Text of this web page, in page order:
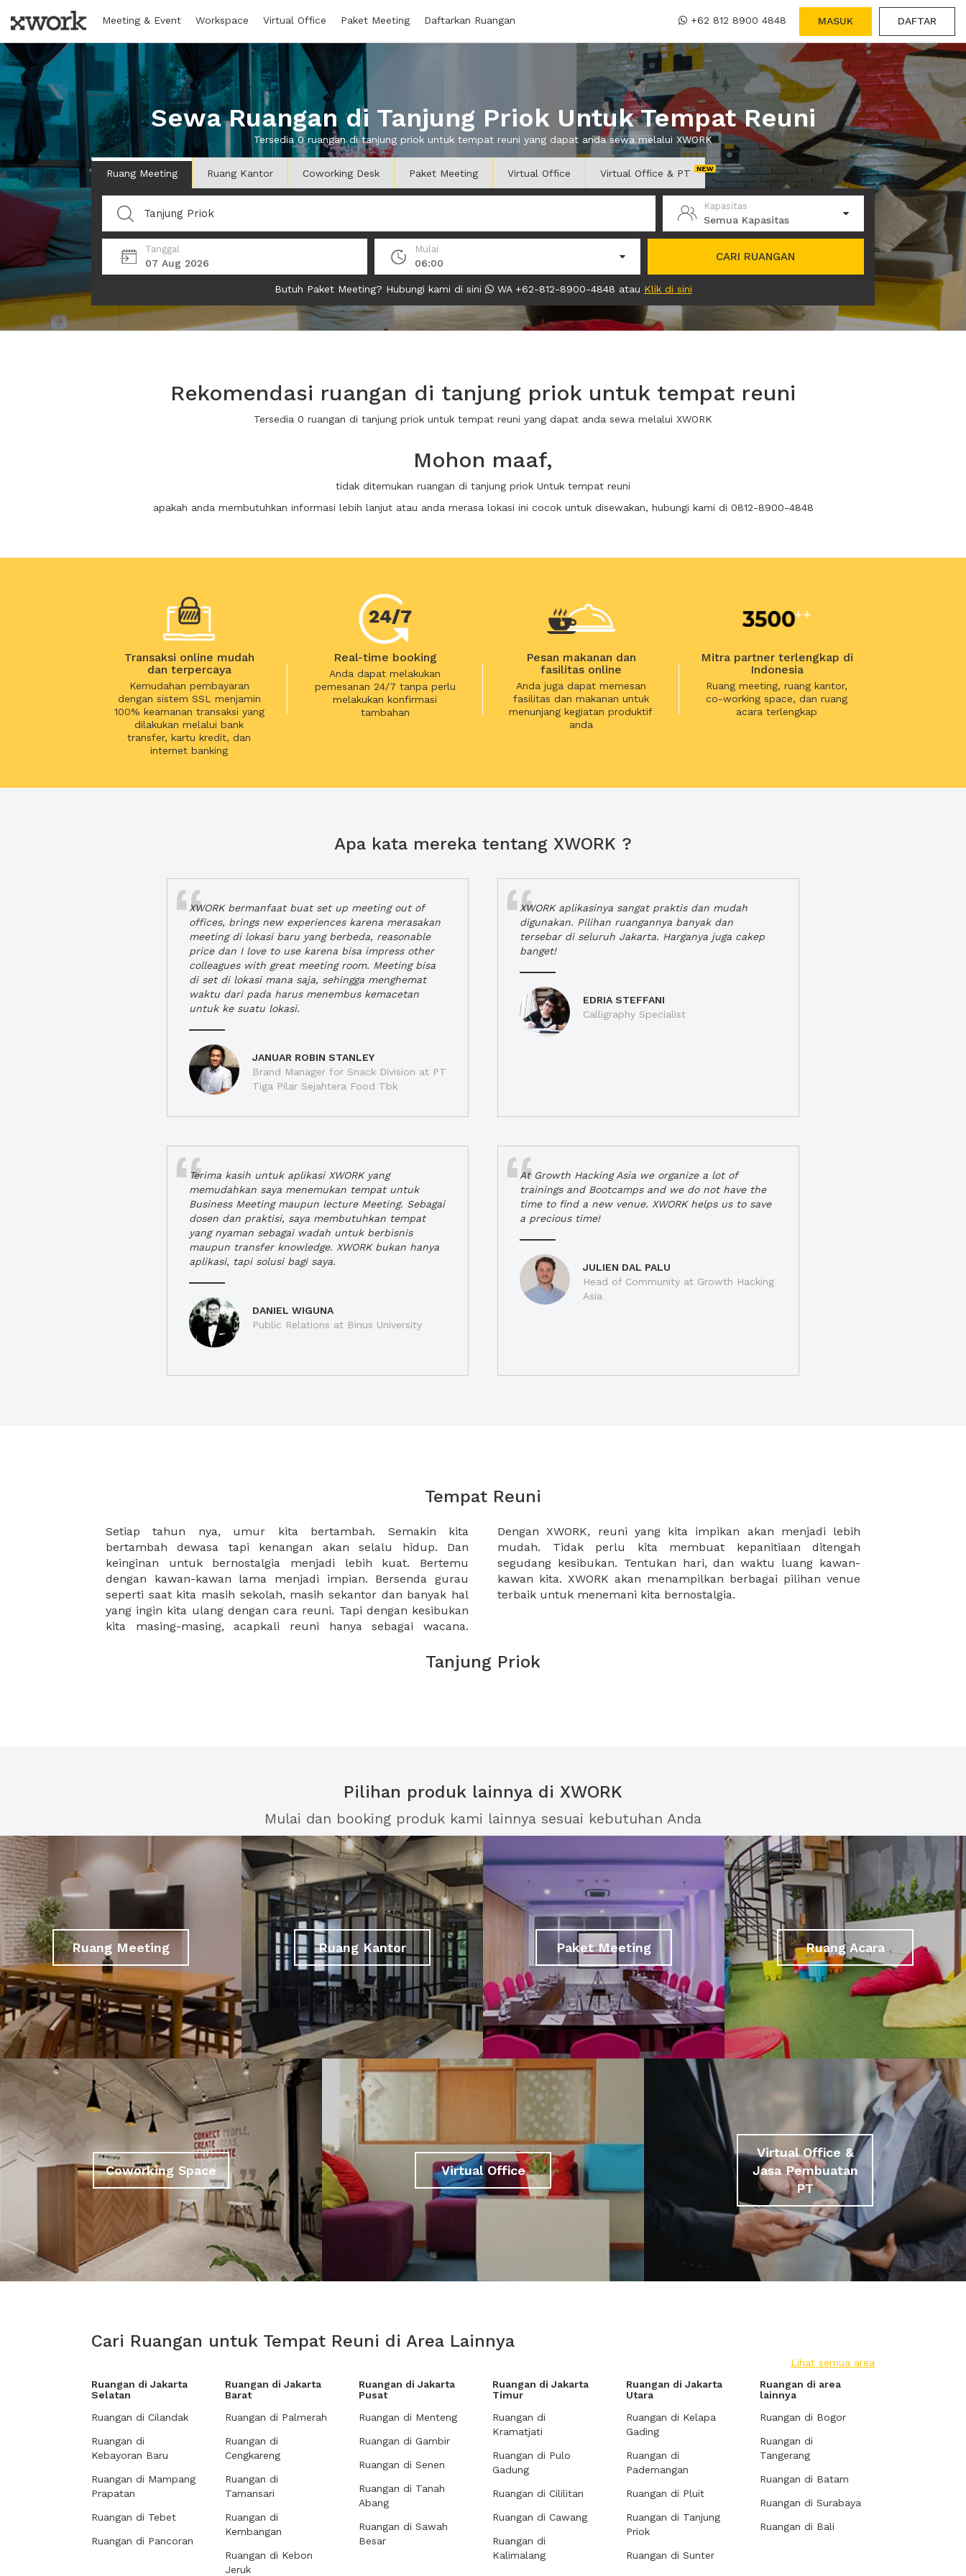
Meeting & Event Workspace Virtual Office Paket Meeting Daftarkan Ruangan +62 812 8900 4848 MASUK DAFTAR
Sewa Ruangan di Tanjung Priok Untuk Tempat Reuni
Tersedia 0 ruangan di tanjung priok untuk tempat reuni yang dapat anda sewa melalui XWORK
Ruang Meeting Ruang Kantor Coworking Desk Paket Meeting Virtual Office Virtual Office & PT
Kapasitas
Semua Kapasitas
Tanggal
07 Aug 2026
Mulai
06:00
CARI RUANGAN
Butuh Paket Meeting? Hubungi kami di sini WA +62-812-8900-4848 atau Klik di sini
Rekomendasi ruangan di tanjung priok untuk tempat reuni
Tersedia 0 ruangan di tanjung priok untuk tempat reuni yang dapat anda sewa melalui XWORK
Mohon maaf,
tidak ditemukan ruangan di tanjung priok Untuk tempat reuni
apakah anda membutuhkan informasi lebih lanjut atau anda merasa lokasi ini cocok untuk disewakan, hubungi kami di 0812-8900-4848
Transaksi online mudah
dan terpercaya
Kemudahan pembayaran
dengan sistem SSL menjamin
100% keamanan transaksi yang
dilakukan melalui bank
transfer, kartu kredit, dan
internet banking
Real-time booking
Anda dapat melakukan
pemesanan 24/7 tanpa perlu
melakukan konfirmasi
tambahan
Pesan makanan dan
fasilitas online
Anda juga dapat memesan
fasilitas dan makanan untuk
menunjang kegiatan produktif
anda
Mitra partner terlengkap di
Indonesia
Ruang meeting, ruang kantor,
co-working space, dan ruang
acara terlengkap
Apa kata mereka tentang XWORK ?
XWORK bermanfaat buat set up meeting out of
offices, brings new experiences karena merasakan
meeting di lokasi baru yang berbeda, reasonable
price dan I love to use karena bisa impress other
colleagues with great meeting room. Meeting bisa
di set di lokasi mana saja, sehingga menghemat
waktu dari pada harus menembus kemacetan
untuk ke suatu lokasi.
JANUAR ROBIN STANLEY
Brand Manager for Snack Division at PT
Tiga Pilar Sejahtera Food Tbk
XWORK aplikasinya sangat praktis dan mudah
digunakan. Pilihan ruangannya banyak dan
tersebar di seluruh Jakarta. Harganya juga cakep
banget!
EDRIA STEFFANI
Calligraphy Specialist
Terima kasih untuk aplikasi XWORK yang
memudahkan saya menemukan tempat untuk
Business Meeting maupun lecture Meeting. Sebagai
dosen dan praktisi, saya membutuhkan tempat
yang nyaman sebagai wadah untuk berbisnis
maupun transfer knowledge. XWORK bukan hanya
aplikasi, tapi solusi bagi saya.
DANIEL WIGUNA
Public Relations at Binus University
At Growth Hacking Asia we organize a lot of
trainings and Bootcamps and we do not have the
time to find a new venue. XWORK helps us to save
a precious time!
JULIEN DAL PALU
Head of Community at Growth Hacking
Asia
Tempat Reuni
Setiap tahun nya, umur kita bertambah. Semakin kita
bertambah dewasa tapi kenangan akan selalu hidup. Dan
keinginan untuk bernostalgia menjadi lebih kuat. Bertemu
dengan kawan-kawan lama menjadi impian. Bersenda gurau
seperti saat kita masih sekolah, masih sekantor dan banyak hal
yang ingin kita ulang dengan cara reuni. Tapi dengan kesibukan
kita masing-masing, acapkali reuni hanya sebagai wacana.
Dengan XWORK, reuni yang kita impikan akan menjadi lebih
mudah. Tidak perlu kita membuat kepanitiaan ditengah
segudang kesibukan. Tentukan hari, dan waktu luang kawan-
kawan kita. XWORK akan menampilkan berbagai pilihan venue
terbaik untuk menemani kita bernostalgia.
Tanjung Priok
Pilihan produk lainnya di XWORK
Mulai dan booking produk kami lainnya sesuai kebutuhan Anda
Ruang Meeting Ruang Kantor Paket Meeting Ruang Acara
Coworking Space Virtual Office
Virtual Office &
Jasa Pembuatan
PT
Cari Ruangan untuk Tempat Reuni di Area Lainnya
Lihat semua area
Ruangan di Jakarta
Selatan
Ruangan di Cilandak
Ruangan di
Kebayoran Baru
Ruangan di Mampang
Prapatan
Ruangan di Tebet
Ruangan di Pancoran
Ruangan di Jakarta
Barat
Ruangan di Palmerah
Ruangan di
Cengkareng
Ruangan di
Tamansari
Ruangan di
Kembangan
Ruangan di Kebon
Jeruk
Ruangan di Jakarta
Pusat
Ruangan di Menteng
Ruangan di Gambir
Ruangan di Senen
Ruangan di Tanah
Abang
Ruangan di Sawah
Besar
Ruangan di Jakarta
Timur
Ruangan di
Kramatjati
Ruangan di Pulo
Gadung
Ruangan di Cililitan
Ruangan di Cawang
Ruangan di
Kalimalang
Ruangan di Jakarta
Utara
Ruangan di Kelapa
Gading
Ruangan di
Pademangan
Ruangan di Pluit
Ruangan di Tanjung
Priok
Ruangan di Sunter
Ruangan di area
lainnya
Ruangan di Bogor
Ruangan di
Tangerang
Ruangan di Batam
Ruangan di Surabaya
Ruangan di Bali